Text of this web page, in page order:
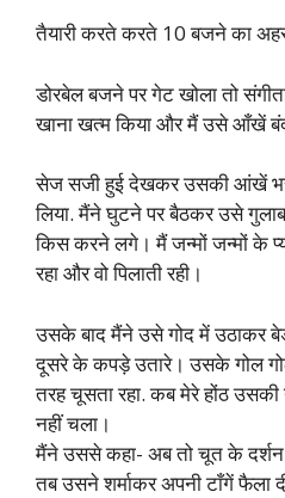
तैयारी करते करते 10 बजने का
डोरबेल बजने पर गेट खोला तो
खाना खत्म किया और मैं उसे आँखें
सेज सजी हुई देखकर उसकी आंखें
लिया. मैंने घुटने पर बैठकर उसे
किस करने लगे। मैं जन्मों जन्मों के
रहा और वो पिलाती रही।
उसके बाद मैंने उसे गोद में उठाकर
दूसरे के कपड़े उतारे। उसके गोल गोल
तरह चूसता रहा. कब मेरे होंठ
नहीं चला।
मैंने उससे कहा- अब तो चूत के दर्शन
तब उसने शर्माकर अपनी टाँगें फैला